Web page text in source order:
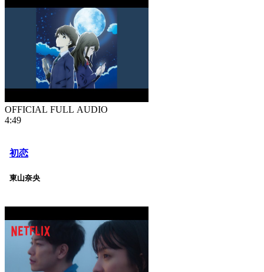
OFFICIAL FULL AUDIO
4:49
初恋
東山奈央